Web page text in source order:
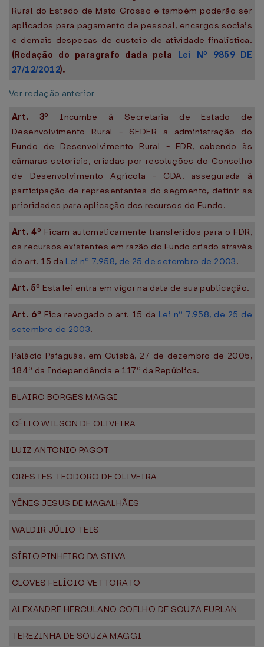
Rural do Estado de Mato Grosso e também poderão ser
aplicados para pagamento de pessoal, encargos sociais
e demais despesas de custeio de atividade finalística.
(Redação do paragrafo dada pela Lei Nº 9859 DE
27/12/2012).
Ver redação anterior
Art. 3º Incumbe à Secretaria de Estado de
Desenvolvimento Rural - SEDER a administração do
Fundo de Desenvolvimento Rural - FDR, cabendo às
câmaras setoriais, criadas por resoluções do Conselho
de Desenvolvimento Agrícola - CDA, assegurada à
participação de representantes do segmento, definir as
prioridades para aplicação dos recursos do Fundo.
Art. 4º Ficam automaticamente transferidos para o FDR,
os recursos existentes em razão do Fundo criado através
do art. 15 da Lei nº 7.958, de 25 de setembro de 2003.
Art. 5º Esta lei entra em vigor na data de sua publicação.
Art. 6º Fica revogado o art. 15 da Lei nº 7.958, de 25 de
setembro de 2003.
Palácio Paiaguás, em Cuiabá, 27 de dezembro de 2005,
184º da Independência e 117º da República.
BLAIRO BORGES MAGGI
CÉLIO WILSON DE OLIVEIRA
LUIZ ANTONIO PAGOT
ORESTES TEODORO DE OLIVEIRA
YÊNES JESUS DE MAGALHÃES
WALDIR JÚLIO TEIS
SÍRIO PINHEIRO DA SILVA
CLOVES FELÍCIO VETTORATO
ALEXANDRE HERCULANO COELHO DE SOUZA FURLAN
TEREZINHA DE SOUZA MAGGI